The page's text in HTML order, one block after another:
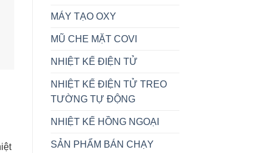
MÁY TẠO OXY
MŨ CHE MẶT COVI
NHIỆT KẾ ĐIỆN TỬ
NHIỆT KẾ ĐIỆN TỬ TREO
TƯỜNG TỰ ĐỘNG
NHIỆT KẾ HỒNG NGOẠI
SẢN PHẨM BÁN CHẠY